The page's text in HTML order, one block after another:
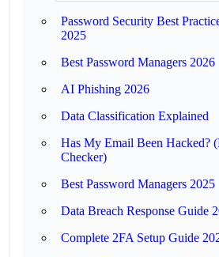
Password Security Best
2025
Best Password Managers 2026
AI Phishing 2026
Data Classification Explained
Has My Email Been Hacked?
Checker)
Best Password Managers 2025
Data Breach Response Guide
Complete 2FA Setup Guide